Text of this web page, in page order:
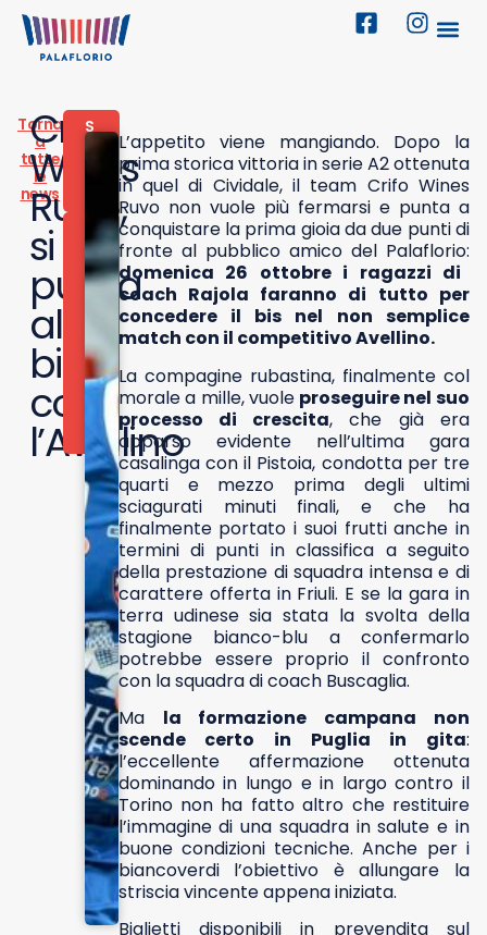
Torna
a
tutte
le
news
Crifo
Wines
Ruvo,
si
punta
al
bis
con
l’Avellino
S
P
5
O
T
R
E
2
5
L’appetito viene mangiando. Dopo la
prima storica vittoria in serie A2 ottenuta
in quel di Cividale, il team Crifo Wines
Ruvo non vuole più fermarsi e punta a
conquistare la prima gioia da due punti di
fronte al pubblico amico del Palaflorio:
domenica 26 ottobre i ragazzi di
coach Rajola faranno di tutto per
concedere il bis nel non semplice
match con il competitivo Avellino.
La compagine rubastina, finalmente col
morale a mille, vuole proseguire nel suo
processo di crescita, che già era
apparso evidente nell’ultima gara
casalinga con il Pistoia, condotta per tre
quarti e mezzo prima degli ultimi
sciagurati minuti finali, e che ha
finalmente portato i suoi frutti anche in
termini di punti in classifica a seguito
della prestazione di squadra intensa e di
carattere offerta in Friuli. E se la gara in
terra udinese sia stata la svolta della
stagione bianco-blu a confermarlo
potrebbe essere proprio il confronto
con la squadra di coach Buscaglia.
Ma la formazione campana non
scende certo in Puglia in gita:
l’eccellente affermazione ottenuta
dominando in lungo e in largo contro il
Torino non ha fatto altro che restituire
l’immagine di una squadra in salute e in
buone condizioni tecniche. Anche per i
biancoverdi l’obiettivo è allungare la
striscia vincente appena iniziata.
Biglietti disponibili in prevendita sul